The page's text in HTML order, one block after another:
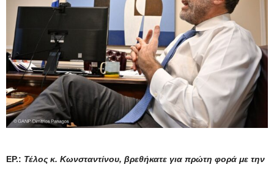
ΕΡ.: Τέλος κ. Κωνσταντίνου, βρεθήκατε για πρώτη φορά με την